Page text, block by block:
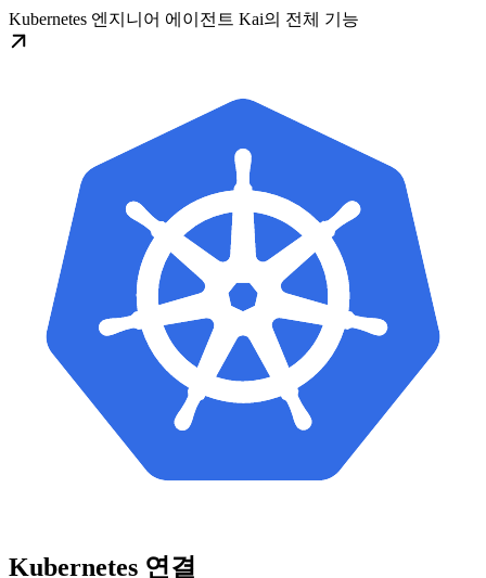
Kubernetes 엔지니어 에이전트 Kai의 전체 기능
Kubernetes 연결